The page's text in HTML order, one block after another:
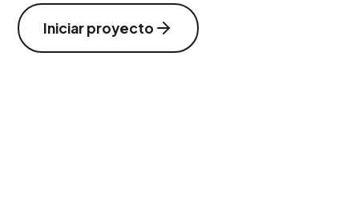
Iniciar proyecto